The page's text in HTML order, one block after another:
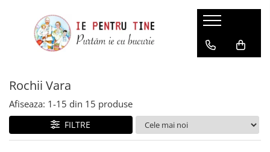
Dama
fuste
fote si catrinte
rochii
veste
Barbati
camasi traditionale
veste
mărimi mari
Copii
brâuri
accesorii
fuste, fote si catrinte
ie fete
Produse casual
Jacheta
Camasi
Rochii Vara
Rochii Denim
Rochii Vara
Afiseaza: 1-15 din 15 produse
FILTRE